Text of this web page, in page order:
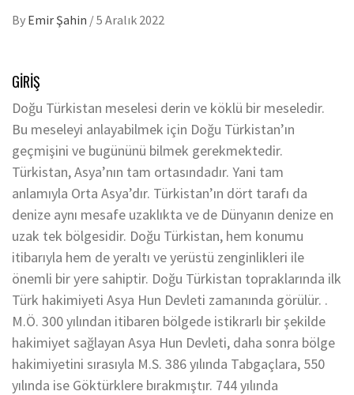
By Emir Şahin /5 Aralık 2022
GİRİŞ
Doğu Türkistan meselesi derin ve köklü bir meseledir.
Bu meseleyi anlayabilmek için Doğu Türkistan’ın
geçmişini ve bugününü bilmek gerekmektedir.
Türkistan, Asya’nın tam ortasındadır. Yani tam
anlamıyla Orta Asya’dır. Türkistan’ın dört tarafı da
denize aynı mesafe uzaklıkta ve de Dünyanın denize en
uzak tek bölgesidir. Doğu Türkistan, hem konumu
itibarıyla hem de yeraltı ve yerüstü zenginlikleri ile
önemli bir yere sahiptir. Doğu Türkistan topraklarında ilk
Türk hakimiyeti Asya Hun Devleti zamanında görülür. .
M.Ö. 300 yılından itibaren bölgede istikrarlı bir şekilde
hakimiyet sağlayan Asya Hun Devleti, daha sonra bölge
hakimiyetini sırasıyla M.S. 386 yılında Tabgaçlara, 550
yılında ise Göktürklere bırakmıştır. 744 yılında